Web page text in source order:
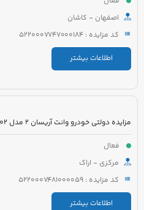
اصفهان - کاشان
کد مزایده : 5220007747000184
اطلاعات بیشتر
فعال
مرکزی - اراک
کد مزایده : 5220007481000059
اطلاعات بیشتر